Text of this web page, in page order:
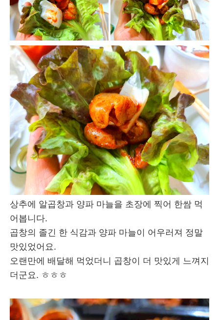
상추에 알곱창과 양파 마늘을 초장에 찍어 한쌈 먹
어봅니다.
곱창의 졸긴 한 식감과 양파 마늘이 어우러져 정말
맛있었어요.
오랜만에 배달해 먹었더니 곱창이 더 맛있게 느껴지
더군요. ㅎㅎㅎ